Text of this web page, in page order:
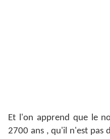
Et l'on apprend que le
2700 ans , qu'il n'est pas